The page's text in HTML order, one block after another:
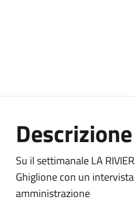
Descrizione
Su il settimanale LA
Ghiglione con un
amministrazione